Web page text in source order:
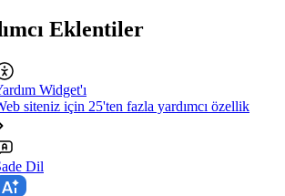
Eklentiler
Widget'ı
siteniz için 25'ten fazla yardımcı özellik
Dil